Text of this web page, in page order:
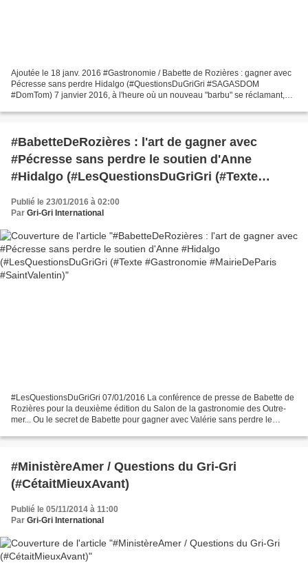
Ajoutée le 18 janv. 2016 #Gastronomie / Babette de Rozières : gagner avec
Pécresse sans perdre Hidalgo (#QuestionsDuGriGri #SAGASDOM
#DomTom) 7 janvier 2016, à l'heure où un nouveau "barbu" se réclamant,
#BabetteDeRozières : l'art de gagner avec
#Pécresse sans perdre le soutien d'Anne
#Hidalgo (#LesQuestionsDuGriGri (#Texte
#Gastronomie #MairieDeParis #SaintValentin)
Publié le 23/01/2016 à 02:00
Par Gri-Gri International
‪#‎LesQuestionsDuGriGri‬ 07/01/2016 La conférence de presse de Babette de
Rozières pour la deuxième édition du Salon de la gastronomie des Outre-
mer... Ou le secret de Babette pour gagner avec Valérie sans perdre le
#MinistèreAmer / Questions du Gri-Gri
(#CétaitMieuxAvant)
Publié le 05/11/2014 à 11:00
Par Gri-Gri International